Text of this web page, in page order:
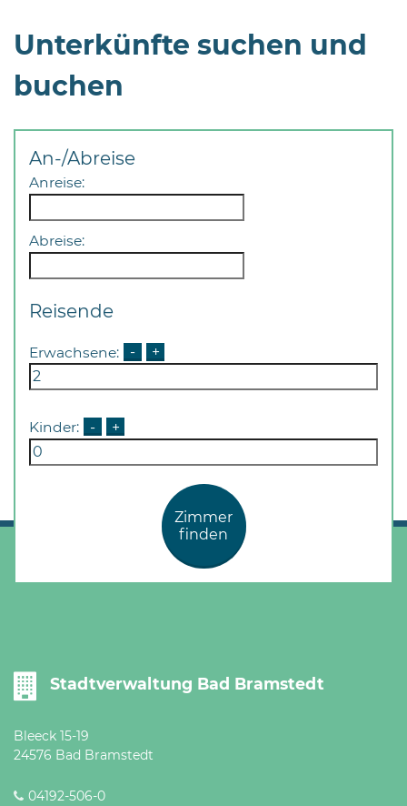
sowie
außerhalb
der
Öffnungszeiten
Unterkünfte suchen und
buchen
An-/Abreise
Anreise:
Abreise:
Reisende
Erwachsene: - +
Kinder: - +
Zimmer
finden
Stadtverwaltung Bad Bramstedt
Bleeck 15-19
24576 Bad Bramstedt
04192-506-0